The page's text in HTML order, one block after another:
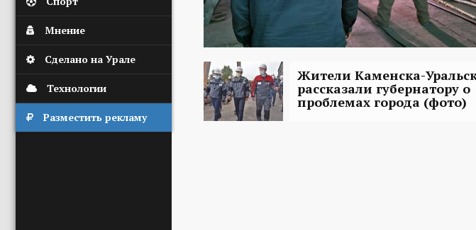
Мнение
Сделано на Урале
Технологии
Разместить рекламу
Жители Каменска-
рассказали губернатору о
проблемах города (фото)